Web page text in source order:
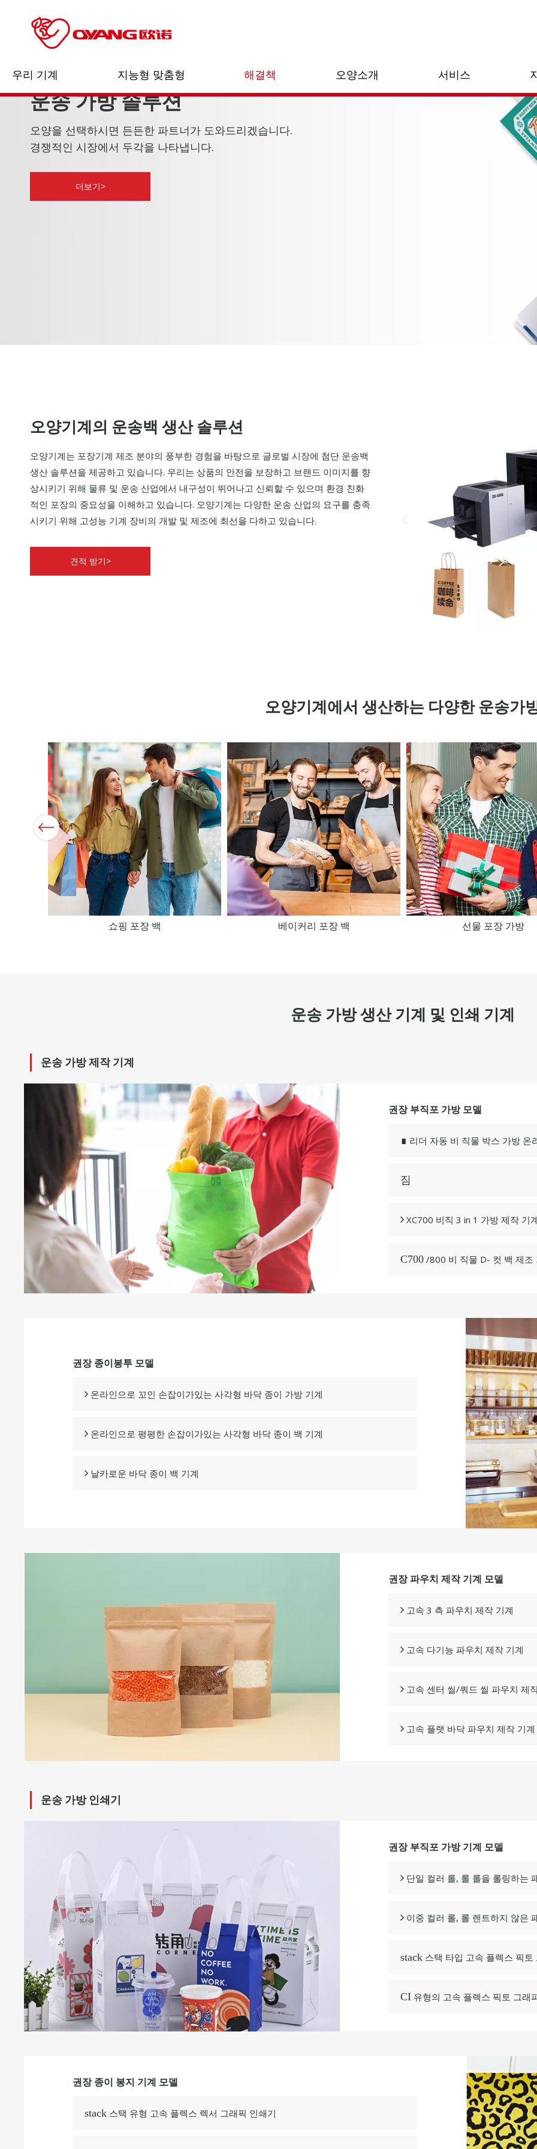
우리 기계 지능형 맞춤형 해결책 오양소개 서비스
운송 가방 솔루션
오양을 선택하시면 든든한 파트너가 도와드리겠습니다.
경쟁적인 시장에서 두각을 나타냅니다.
더보기>
오양기계의 운송백 생산 솔루션
오양기계는 포장기계 제조 분야의 풍부한 경험을 바탕으로 글로벌 시장에 첨단 운송백
생산 솔루션을 제공하고 있습니다. 우리는 상품의 안전을 보장하고 브랜드 이미지를 향
상시키기 위해 물류 및 운송 산업에서 내구성이 뛰어나고 신뢰할 수 있으며 환경 친화
적인 포장의 중요성을 이해하고 있습니다. 오양기계는 다양한 운송 산업의 요구를 충족
시키기 위해 고성능 기계 장비의 개발 및 제조에 최선을 다하고 있습니다.
견적 받기>
오양기계에서 생산하는 다양한 운송가
Previous
쇼핑 포장 백 베이커리 포장 백 선물 포장 가방
운송 가방 생산 기계 및 인쇄 기계
운송 가방 제작 기계
권장 부직포 가방 모델
∎ 리더 자동 비 직물 박스 가방 온
짐
 XC700 비직 3 in 1 가방 제작 기
C700 /800 비 직물 D- 컷 백 제조
권장 종이봉투 모델
 온라인으로 꼬인 손잡이가있는 사각형 바닥 종이 가방 기계
 온라인으로 평평한 손잡이가있는 사각형 바닥 종이 백 기계
 날카로운 바닥 종이 백 기계
권장 파우치 제작 기계 모델
 고속 3 측 파우치 제작 기계
 고속 다기능 파우치 제작 기계
 고속 센터 씰/쿼드 씰 파우치 제
 고속 플랫 바닥 파우치 제작 기계
운송 가방 인쇄기
권장 부직포 가방 기계 모델
 단일 컬러 롤, 롤 롤을 롤링하는
 이중 컬러 롤, 롤 렌트하지 않은
stack 스택 타입 고속 플렉스 픽토
CI 유형의 고속 플렉스 픽토 그래
권장 종이 봉지 기계 모델
stack 스택 유형 고속 플렉스 렉서 그래픽 인쇄기